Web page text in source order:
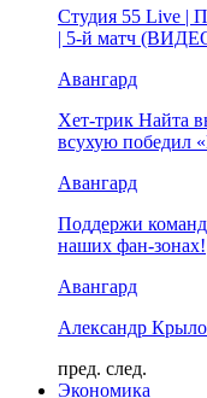
Студия 55 Live |
| 5-й матч
Авангард
Хет-трик Найта
всухую победил
Авангард
Поддержи
наших фан-зонах!
Авангард
Александр
пред. след.
Экономика